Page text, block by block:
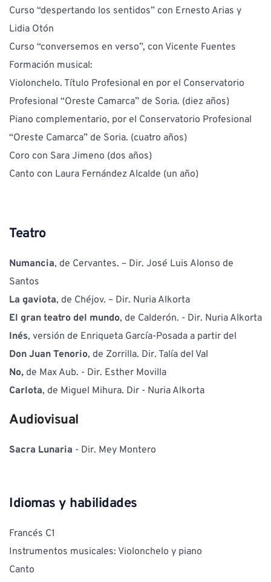
Curso “despertando los sentidos” con Ernesto Arias y
Lidia Otón
Curso “conversemos en verso”, con Vicente Fuentes
Formación musical:
Violonchelo. Título Profesional en por el Conservatorio
Profesional “Oreste Camarca” de Soria. (diez años)
Piano complementario, por el Conservatorio Profesional
“Oreste Camarca” de Soria. (cuatro años)
Coro con Sara Jimeno (dos años)
Canto con Laura Fernández Alcalde (un año)
Teatro
Numancia, de Cervantes. – Dir. José Luis Alonso de
Santos
La gaviota, de Chéjov. – Dir. Nuria Alkorta
El gran teatro del mundo, de Calderón. - Dir. Nuria Alkorta
Inés, versión de Enriqueta García-Posada a partir del
Don Juan Tenorio, de Zorrilla. Dir. Talía del Val
No, de Max Aub. - Dir. Esther Movilla
Carlota, de Miguel Mihura. Dir - Nuria Alkorta
Audiovisual
Sacra Lunaria - Dir. Mey Montero
Idiomas y habilidades
Francés C1
Instrumentos musicales: Violonchelo y piano
Canto